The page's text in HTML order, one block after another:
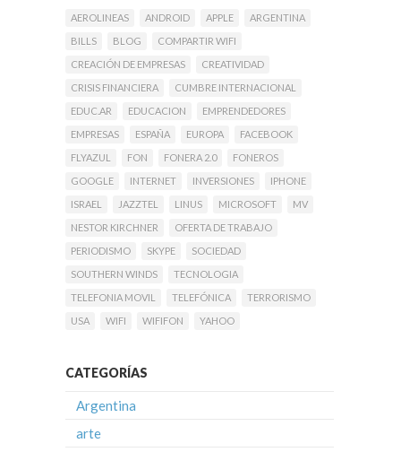
AEROLINEAS ANDROID APPLE
ARGENTINA
BILLS
BLOG
COMPARTIR WIFI
CREACIÓN DE EMPRESAS
CREATIVIDAD
CRISIS FINANCIERA
CUMBRE INTERNACIONAL
EDUC.AR
EDUCACION
EMPRENDEDORES
EMPRESAS
ESPAÑA EUROPA
FACEBOOK
FLYAZUL
FON FONERA 2.0
FONEROS
GOOGLE
INTERNET INVERSIONES
IPHONE
ISRAEL
JAZZTEL LINUS MICROSOFT
MV
NESTOR KIRCHNER
OFERTA DE TRABAJO
PERIODISMO
SKYPE
SOCIEDAD
SOUTHERN WINDS
TECNOLOGIA
TELEFONIA MOVIL
TELEFÓNICA
TERRORISMO
USA
WIFI WIFIFON YAHOO
CATEGORÍAS
Argentina
arte